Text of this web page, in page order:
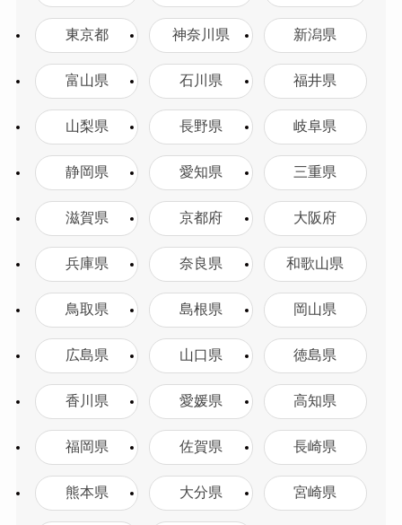
東京都 神奈川県 新潟県
富山県 石川県 福井県
山梨県 長野県 岐阜県
静岡県 愛知県 三重県
滋賀県 京都府 大阪府
兵庫県 奈良県 和歌山県
鳥取県 島根県 岡山県
広島県 山口県 徳島県
香川県 愛媛県 高知県
福岡県 佐賀県 長崎県
熊本県 大分県 宮崎県